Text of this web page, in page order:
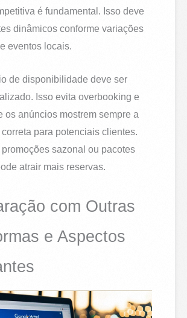
é fundamental. Isso deve
dinâmicos conforme variações
eventos locais.
de disponibilidade deve ser
Isso evita overbooking e
os anúncios mostrem sempre a
para potenciais clientes.
sazonal ou pacotes
atrair mais reservas.
com Outras
e Aspectos